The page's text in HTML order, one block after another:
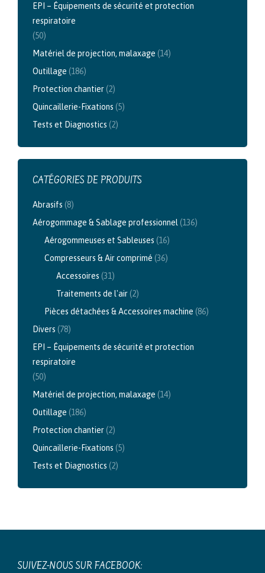
EPI – Équipements de sécurité et protection
respiratoire
(50)
Matériel de projection, malaxage (14)
Outillage (186)
Protection chantier(2)
Quincaillerie-Fixations (5)
Tests et Diagnostics (2)
CATÉGORIES DE PRODUITS
Abrasifs (8)
Aérogommage & Sablage professionnel (136)
Aérogommeuses et Sableuses (16)
Compresseurs & Air comprimé (36)
Accessoires (31)
Traitements de l'air(2)
Pièces détachées & Accessoires machine (86)
Divers (78)
EPI – Équipements de sécurité et protection
respiratoire
(50)
Matériel de projection, malaxage (14)
Outillage (186)
Protection chantier(2)
Quincaillerie-Fixations (5)
Tests et Diagnostics (2)
SUIVEZ-NOUS SUR FACEBOOK: